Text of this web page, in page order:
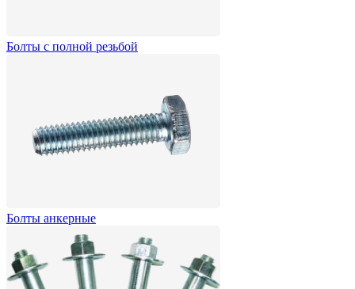
Болты с полной резьбой
Болты анкерные